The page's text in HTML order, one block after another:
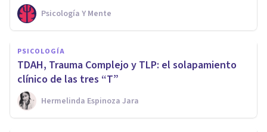
Psicología Y Mente
PSICOLOGÍA
TDAH, Trauma Complejo y TLP: el solapamiento
clínico de las tres “T”
Hermelinda Espinoza Jara